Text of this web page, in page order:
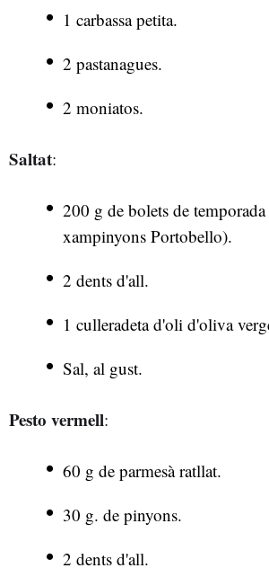
1 carbassa petita.
2 pastanagues.
2 moniatos.
Saltat:
200 g de bolets de
xampinyons Portobello).
2 dents d'all.
1 culleradeta d'oli d'oliva
Sal, al gust.
Pesto vermell:
60 g de parmesà ratllat.
30 g. de pinyons.
2 dents d'all.